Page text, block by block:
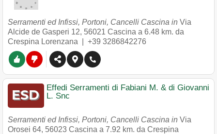
Serramenti ed Infissi, Portoni, Cancelli Cascina in Via
Alcide de Gasperi 12, 56021 Cascina a 6.48 km. da
Crespina Lorenzana | +39 3286842276
Effedi Serramenti di Fabiani M. & di Giovanni
L. Snc
Serramenti ed Infissi, Portoni, Cancelli Cascina in Via
Orosei 64, 56023 Cascina a 7.92 km. da Crespina